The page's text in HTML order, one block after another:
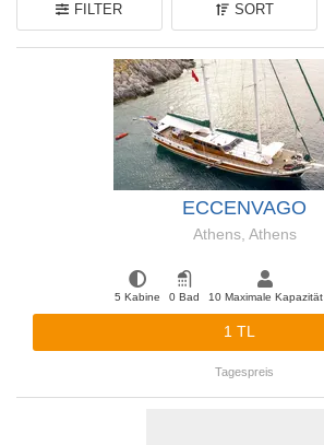
FILTER SORT
ECCENVAGO
Athens, Athens
5 Kabine 0 Bad 10 Maximale Kapazität
1 TL
Tagespreis